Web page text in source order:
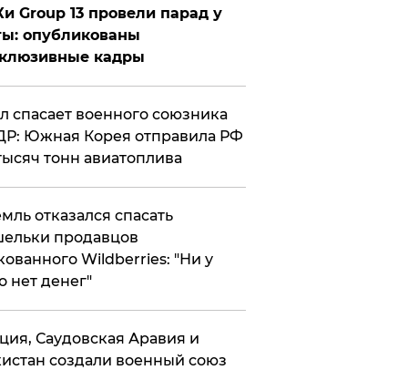
Group 13 провели парад у
опубликованы
кадры
спасает военного союзника
Южная Корея отправила РФ
тонн авиатоплива
отказался спасать
продавцов
Wildberries: "Ни у
нет денег"
Саудовская Аравия и
создали военный союз